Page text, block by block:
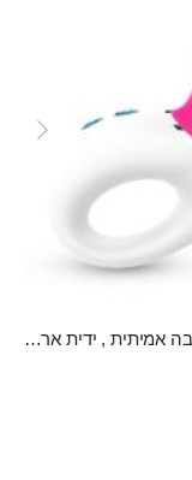
ויברטור חדיש בעל רטט חזק עם חדירה ושאיבה אמיתית , ידית ארגונומית לאחיזה נוחה, מסיליקון רפואי, נטען ועמיד למים LOTAN